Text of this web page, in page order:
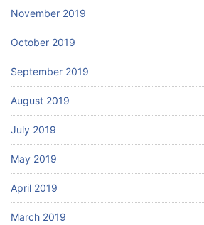
November 2019
October 2019
September 2019
August 2019
July 2019
May 2019
April 2019
March 2019